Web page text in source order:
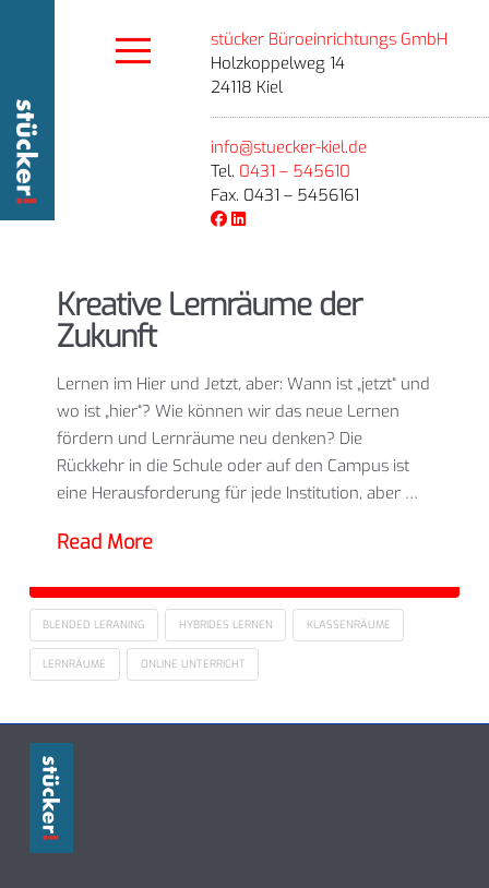
stücker Büroeinrichtungs GmbH
Holzkoppelweg 14
24118 Kiel
info@stuecker-kiel.de
Tel. 0431 – 545610
Fax. 0431 – 5456161
Kreative Lernräume der
Zukunft
Lernen im Hier und Jetzt, aber: Wann ist „jetzt“ und
wo ist „hier“? Wie können wir das neue Lernen
fördern und Lernräume neu denken? Die
Rückkehr in die Schule oder auf den Campus ist
eine Herausforderung für jede Institution, aber …
Read More
BLENDED LERANING HYBRIDES LERNEN KLASSENRÄUME
LERNRÄUME ONLINE UNTERRICHT